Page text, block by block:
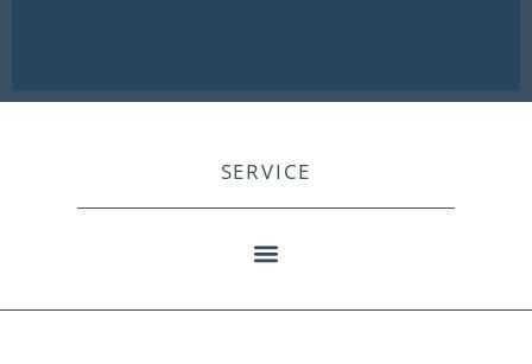
SERVICE